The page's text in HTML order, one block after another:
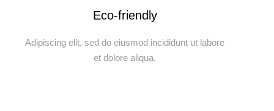
Eco-friendly
Adipiscing elit, sed do eiusmod incididunt ut labore
et dolore aliqua.